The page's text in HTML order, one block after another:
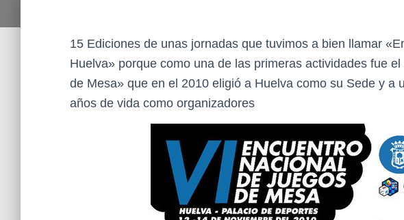
15 Ediciones de unas jornadas que tuvimos a bien llamar
Huelva» porque como una de las primeras actividades fue
de Mesa» que en el 2010 eligió a Huelva como su Sede y a
años de vida como organizadores